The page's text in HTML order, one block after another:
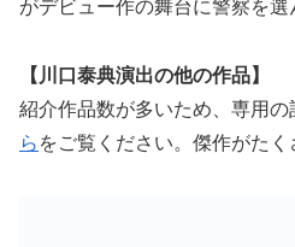
がデビュー作の舞台に警察を選
【川口泰典演出の他の作品】
紹介作品数が多いため、専用の
ら をご覧ください。傑作がたく